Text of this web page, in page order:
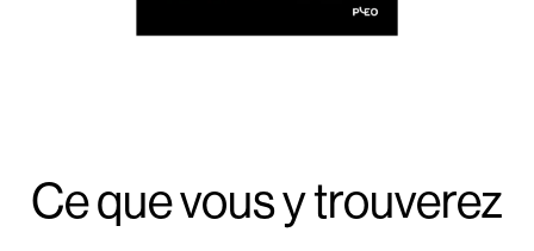
Ce que vous y trouverez